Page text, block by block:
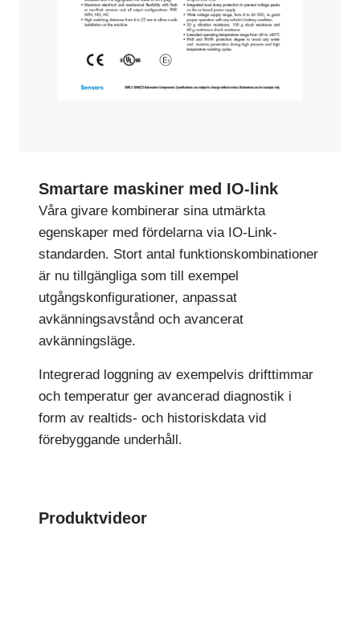
Smartare maskiner med IO-link
Våra givare kombinerar sina utmärkta
egenskaper med fördelarna via IO-Link-
standarden. Stort antal funktionskombinationer
är nu tillgängliga som till exempel
utgångskonfigurationer, anpassat
avkänningsavstånd och avancerat
avkänningsläge.
Integrerad loggning av exempelvis drifttimmar
och temperatur ger avancerad diagnostik i
form av realtids- och historiskdata vid
förebyggande underhåll.
Produktvideor